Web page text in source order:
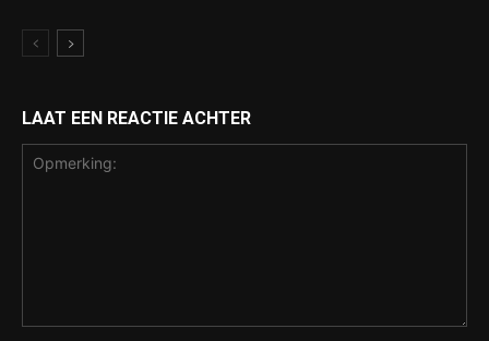
LAAT EEN REACTIE ACHTER